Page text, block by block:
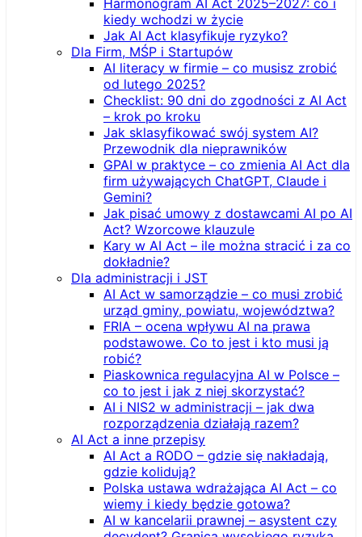
Harmonogram AI Act 2025–2027: co i
kiedy wchodzi w życie
Jak AI Act klasyfikuje ryzyko?
Dla Firm, MŚP i Startupów
AI literacy w firmie – co musisz zrobić
od lutego 2025?
Checklist: 90 dni do zgodności z AI Act
– krok po kroku
Jak sklasyfikować swój system AI?
Przewodnik dla nieprawników
GPAI w praktyce – co zmienia AI Act dla
firm używających ChatGPT, Claude i
Gemini?
Jak pisać umowy z dostawcami AI po AI
Act? Wzorcowe klauzule
Kary w AI Act – ile można stracić i za co
dokładnie?
Dla administracji i JST
AI Act w samorządzie – co musi zrobić
urząd gminy, powiatu, województwa?
FRIA – ocena wpływu AI na prawa
podstawowe. Co to jest i kto musi ją
robić?
Piaskownica regulacyjna AI w Polsce –
co to jest i jak z niej skorzystać?
AI i NIS2 w administracji – jak dwa
rozporządzenia działają razem?
AI Act a inne przepisy
AI Act a RODO – gdzie się nakładają,
gdzie kolidują?
Polska ustawa wdrażająca AI Act – co
wiemy i kiedy będzie gotowa?
AI w kancelarii prawnej – asystent czy